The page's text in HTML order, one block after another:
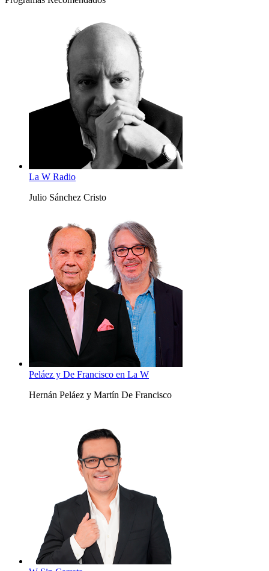
La W Radio
Julio Sánchez Cristo
Peláez y De Francisco en La W
Hernán Peláez y Martín De Francisco